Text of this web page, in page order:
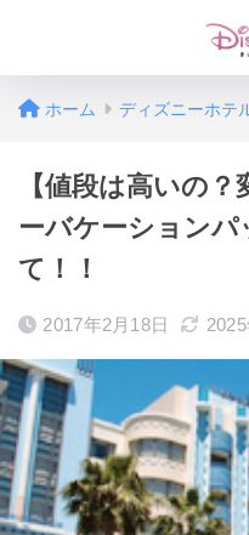
ホーム ディズニーホテ
【値段は高いの
ーバケーション
て！！
2017年2月18日